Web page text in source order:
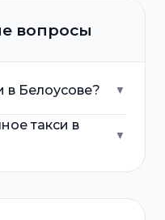
вопросы
в Белоусове? ▼
такси в
▼